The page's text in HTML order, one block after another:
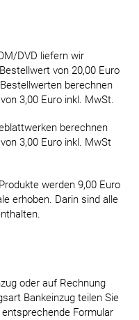
DVD liefern wir
von 20,00 Euro
berechnen
3,00 Euro inkl. MwSt.
berechnen
3,00 Euro inkl. MwSt
werden 9,00 Euro
erhoben. Darin sind alle
oder auf Rechnung
Bankeinzug teilen Sie
Formular